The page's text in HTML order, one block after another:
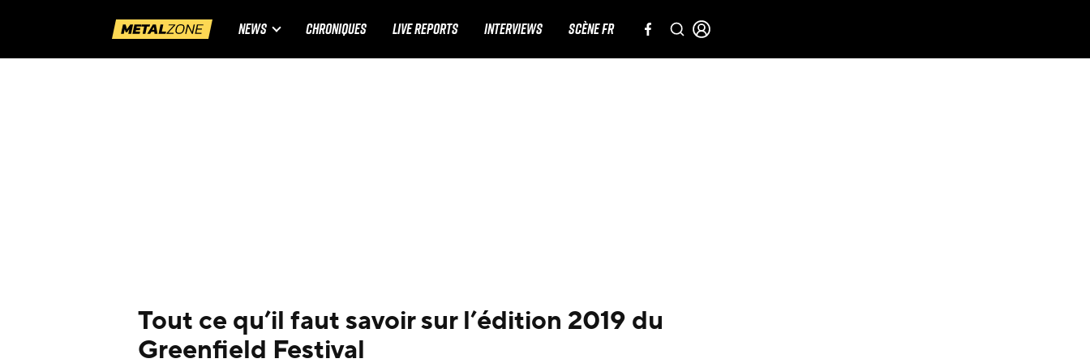
NEWS CHRONIQUES LIVE REPORTS INTERVIEWS SCÈNE FR
Tout ce qu’il faut savoir sur l’édition 2019 du
Greenfield Festival